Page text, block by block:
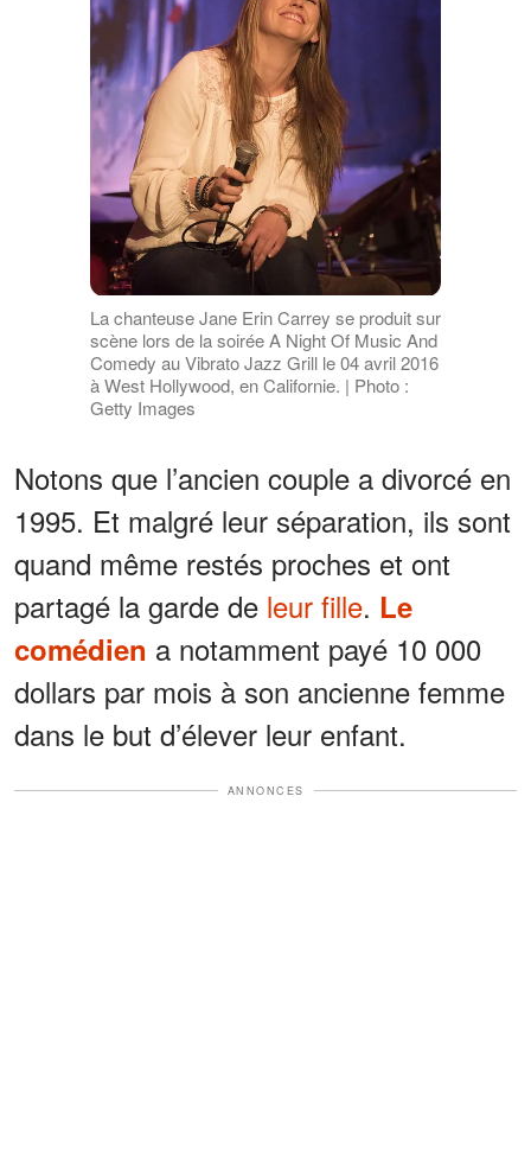
La chanteuse Jane Erin Carrey se produit sur
scène lors de la soirée A Night Of Music And
Comedy au Vibrato Jazz Grill le 04 avril 2016
à West Hollywood, en Californie. | Photo :
Getty Images
Notons que l’ancien couple a divorcé en
1995. Et malgré leur séparation, ils sont
quand même restés proches et ont
partagé la garde de leur fille. Le
comédien a notamment payé 10 000
dollars par mois à son ancienne femme
dans le but d’élever leur enfant.
ANNONCES